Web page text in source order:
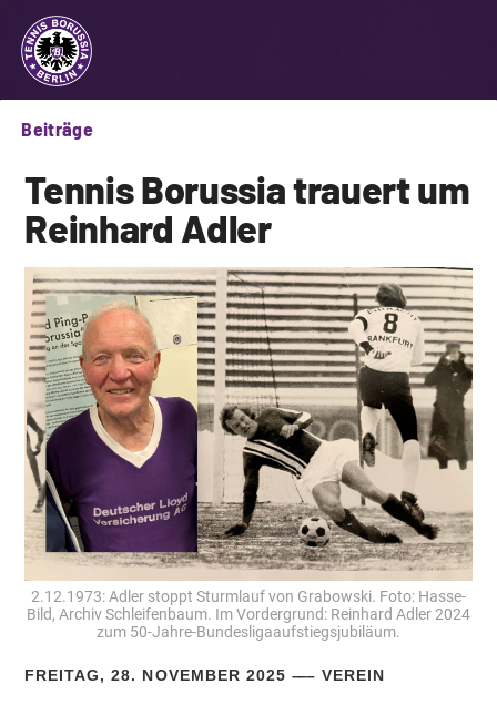
Beiträge
Tennis Borussia trauert um
Reinhard Adler
2.12.1973: Adler stoppt Sturmlauf von Grabowski. Foto: Hasse-
Bild, Archiv Schleifenbaum. Im Vordergrund: Reinhard Adler 2024
zum 50-Jahre-Bundesligaaufstiegsjubiläum.
FREITAG, 28. NOVEMBER 2025 VEREIN